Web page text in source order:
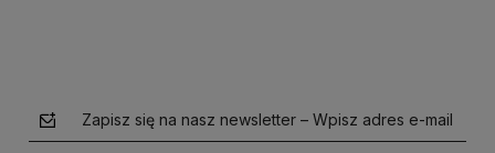
Zapisz się na nasz newsletter – Wpisz adres e-mail